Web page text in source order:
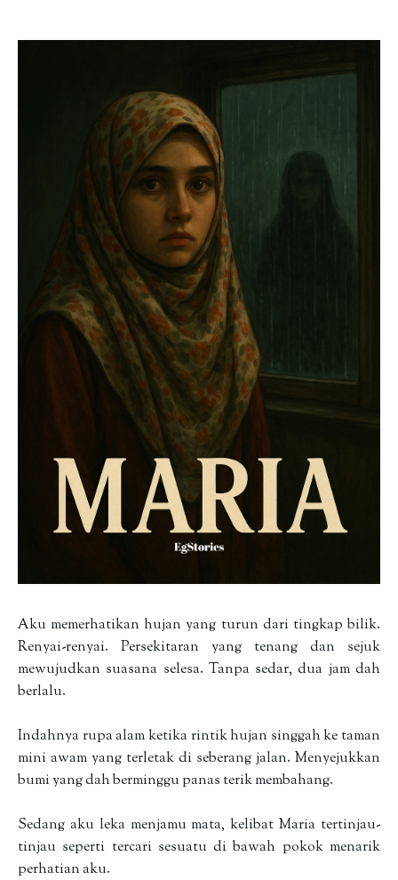
Aku memerhatikan hujan yang turun dari tingkap bilik.
Renyai-renyai. Persekitaran yang tenang dan sejuk
mewujudkan suasana selesa. Tanpa sedar, dua jam dah
berlalu.
Indahnya rupa alam ketika rintik hujan singgah ke taman
mini awam yang terletak di seberang jalan. Menyejukkan
bumi yang dah berminggu panas terik membahang.
Sedang aku leka menjamu mata, kelibat Maria tertinjau-
tinjau seperti tercari sesuatu di bawah pokok menarik
perhatian aku.